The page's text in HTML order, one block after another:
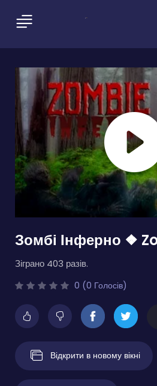
Зомбі Інферно ❖
Зіграно 403 разів.
0 (0 Голосів)
Відкрити в новому вікні